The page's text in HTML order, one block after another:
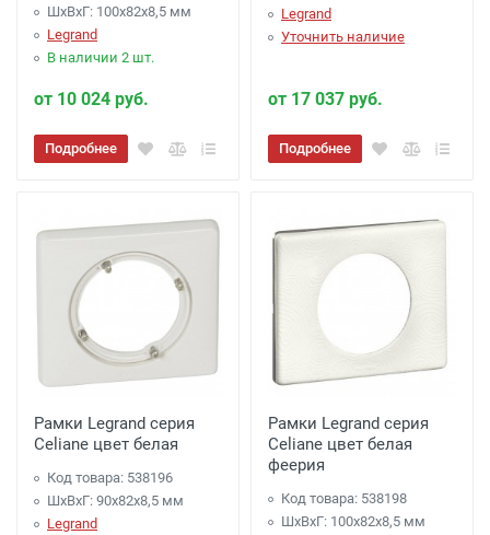
ШхВхГ: 100x82x8,5 мм
Legrand
В наличии 2 шт.
от 10 024 руб.
Подробнее
Legrand
Уточнить наличие
от 17 037 руб.
Подробнее
Рамки Legrand серия
Celiane цвет белая
Код товара: 538196
ШхВхГ: 90x82x8,5 мм
Legrand
Рамки Legrand серия
Celiane цвет белая
феерия
Код товара: 538198
ШхВхГ: 100x82x8,5 мм